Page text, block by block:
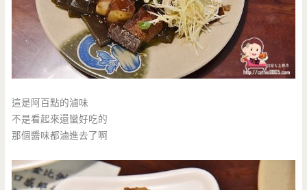
這是阿百點的滷味
不是看起來還蠻好吃的
那個醬味都滷進去了啊